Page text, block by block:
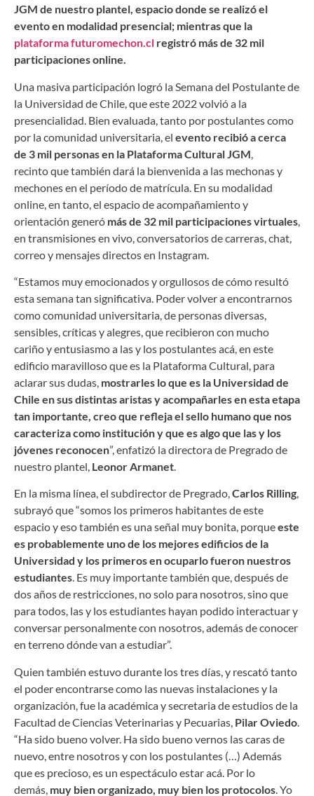
JGM de nuestro plantel, espacio donde se realizó el
evento en modalidad presencial; mientras que la
plataforma futuromechon.cl registró más de 32 mil
participaciones online.
Una masiva participación logró la Semana del Postulante de
la Universidad de Chile, que este 2022 volvió a la
presencialidad. Bien evaluada, tanto por postulantes como
por la comunidad universitaria, el evento recibió a cerca
de 3 mil personas en la Plataforma Cultural JGM
recinto que también dará la bienvenida a las mechonas y
mechones en el período de matrícula. En su modalidad
online, en tanto, el espacio de acompañamiento y
orientación generó más de 32 mil participaciones virtuales
en transmisiones en vivo, conversatorios de carreras, chat,
correo y mensajes directos en Instagram.
“Estamos muy emocionados y orgullosos de cómo resultó
esta semana tan significativa. Poder volver a encontrarnos
como comunidad universitaria, de personas diversas,
sensibles, críticas y alegres, que recibieron con mucho
cariño y entusiasmo a las y los postulantes acá, en este
edificio maravilloso que es la Plataforma Cultural, para
aclarar sus dudas, mostrarles lo que es la Universidad de
Chile en sus distintas aristas y acompañarles en esta etapa
tan importante, creo que refleja el sello humano que nos
caracteriza como institución y que es algo que las y los
jóvenes reconocen”, enfatizó la directora de Pregrado de
nuestro plantel, Leonor Armanet.
En la misma línea, el subdirector de Pregrado,Carlos Rilling,
subrayó que “somos los primeros habitantes de este
espacio y eso también es una señal muy bonita, porqueeste
es probablemente uno de los mejores edificios de la
Universidad y los primeros en ocuparlo fueron nuestros
estudiantes. Es muy importante también que, después de
dos años de restricciones, no solo para nosotros, sino que
para todos, las y los estudiantes hayan podido interactuar y
conversar personalmente con nosotros, además de conocer
en terreno dónde van a estudiar”.
Quien también estuvo durante los tres días, y rescató tanto
el poder encontrarse como las nuevas instalaciones y la
organización, fue la académica y secretaria de estudios de la
Facultad de Ciencias Veterinarias y Pecuarias, Pilar Oviedo
“Ha sido bueno volver. Ha sido bueno vernos las caras de
nuevo, entre nosotros y con los postulantes (…) Además
que es precioso, es un espectáculo estar acá. Por lo
demás, muy bien organizado, muy bien los protocolos . Yo